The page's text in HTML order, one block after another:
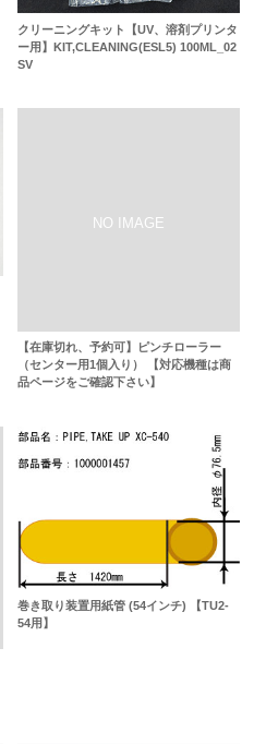
クリーニングキット【UV、溶剤プリンタ
ー用】KIT,CLEANING(ESL5) 100ML_02
SV
【在庫切れ、予約可】ピンチローラー
（センター用1個入り） 【対応機種は商
品ページをご確認下さい】
巻き取り装置用紙管 (54インチ) 【TU2-
54用】